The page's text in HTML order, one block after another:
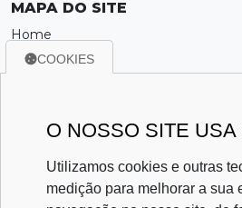
MAPA DO SITE
Home
Sobre
Política de Privacidade
CONTATO
COOKIES
O NOSSO SITE USA
Utilizamos cookies e outras
medição para melhorar a sua